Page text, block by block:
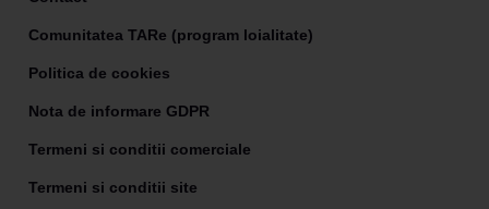
Comunitatea TARe (program loialitate)
Politica de cookies
Nota de informare GDPR
Termeni si conditii comerciale
Termeni si conditii site